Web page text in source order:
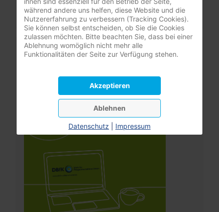
Benutzername vergessen?
Leistungsrechner
Pflegeversicherung
während andere uns helfen, diese Website und die
Nutzererfahrung zu verbessern (Tracking Cookies).
Sie können selbst entscheiden, ob Sie die Cookies
zulassen möchten. Bitte beachten Sie, dass bei einer
Ablehnung womöglich nicht mehr alle
Funktionalitäten der Seite zur Verfügung stehen.
Akzeptieren
Ablehnen
Datenschutz Impressum